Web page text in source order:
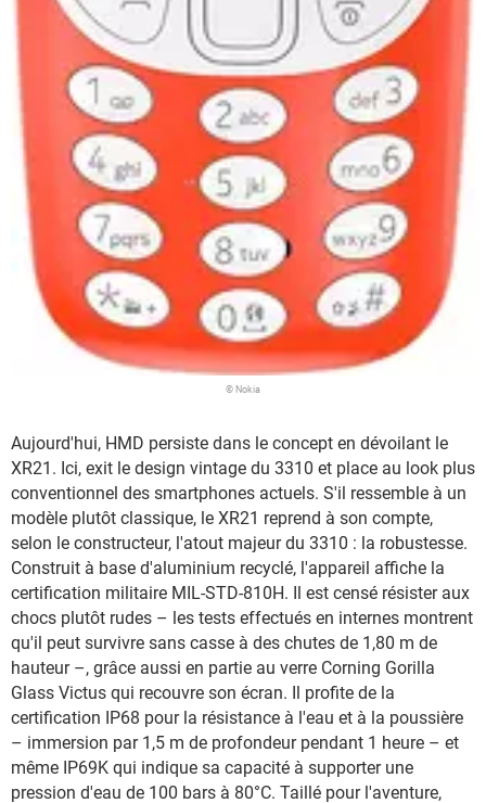
© Nokia
Aujourd'hui, HMD persiste dans le concept en dévoilant le
XR21. Ici, exit le design vintage du 3310 et place au look plus
conventionnel des smartphones actuels. S'il ressemble à un
modèle plutôt classique, le XR21 reprend à son compte,
selon le constructeur, l'atout majeur du 3310 : la robustesse.
Construit à base d'aluminium recyclé, l'appareil affiche la
certification militaire MIL-STD-810H. Il est censé résister aux
chocs plutôt rudes – les tests effectués en internes montrent
qu'il peut survivre sans casse à des chutes de 1,80 m de
hauteur –, grâce aussi en partie au verre Corning Gorilla
Glass Victus qui recouvre son écran. Il profite de la
certification IP68 pour la résistance à l'eau et à la poussière
– immersion par 1,5 m de profondeur pendant 1 heure – et
même IP69K qui indique sa capacité à supporter une
pression d'eau de 100 bars à 80°C. Taillé pour l'aventure,